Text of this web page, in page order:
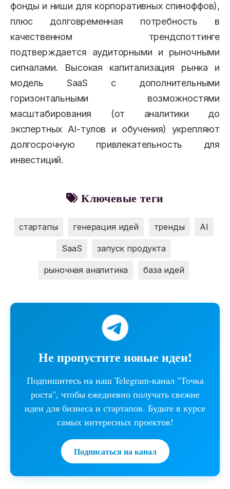
фонды и ниши для корпоративных спиноффов),
плюс долговременная потребность в
качественном трендспоттинге
подтверждается аудиторными и рыночными
сигналами. Высокая капитализация рынка и
модель SaaS с дополнительными
горизонтальными возможностями
масштабирования (от аналитики до
экспертных AI-тулов и обучения) укрепляют
долгосрочную привлекательность для
инвестиций.
Ключевые теги
стартапы генерация идей тренды AI
SaaS запуск продукта
рыночная аналитика база идей
Не пропустите новые идеи!
Подпишитесь на наш Telegram-канал "Точка
роста", чтобы ежедневно получать свежие
идеи для бизнеса и стартапов. Будьте в курсе
самых интересных проектов!
Подписаться на канал